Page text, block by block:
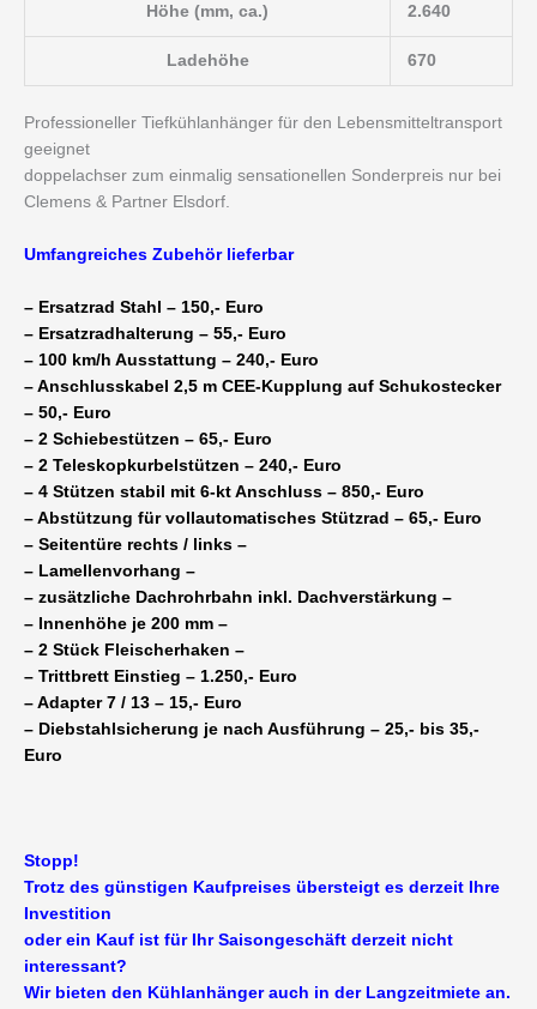
Höhe (mm, ca.) 2.640
Ladehöhe 670
Professioneller Tiefkühlanhänger für den Lebensmitteltransport
geeignet
doppelachser zum einmalig sensationellen Sonderpreis nur bei
Clemens & Partner Elsdorf.
Umfangreiches Zubehör lieferbar
– Ersatzrad Stahl – 150,- Euro
– Ersatzradhalterung – 55,- Euro
– 100 km/h Ausstattung – 240,- Euro
– Anschlusskabel 2,5 m CEE-Kupplung auf Schukostecker
– 50,- Euro
– 2 Schiebestützen – 65,- Euro
– 2 Teleskopkurbelstützen – 240,- Euro
– 4 Stützen stabil mit 6-kt Anschluss – 850,- Euro
– Abstützung für vollautomatisches Stützrad – 65,- Euro
– Seitentüre rechts / links –
– Lamellenvorhang –
– zusätzliche Dachrohrbahn inkl. Dachverstärkung –
– Innenhöhe je 200 mm –
– 2 Stück Fleischerhaken –
– Trittbrett Einstieg – 1.250,- Euro
– Adapter 7 / 13 – 15,- Euro
– Diebstahlsicherung je nach Ausführung – 25,- bis 35,-
Euro
Stopp!
Trotz des günstigen Kaufpreises übersteigt es derzeit Ihre
Investition
oder ein Kauf ist für Ihr Saisongeschäft derzeit nicht
interessant?
Wir bieten den Kühlanhänger auch in der Langzeitmiete an.